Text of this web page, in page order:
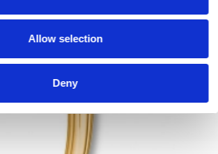
Allow selection
Deny